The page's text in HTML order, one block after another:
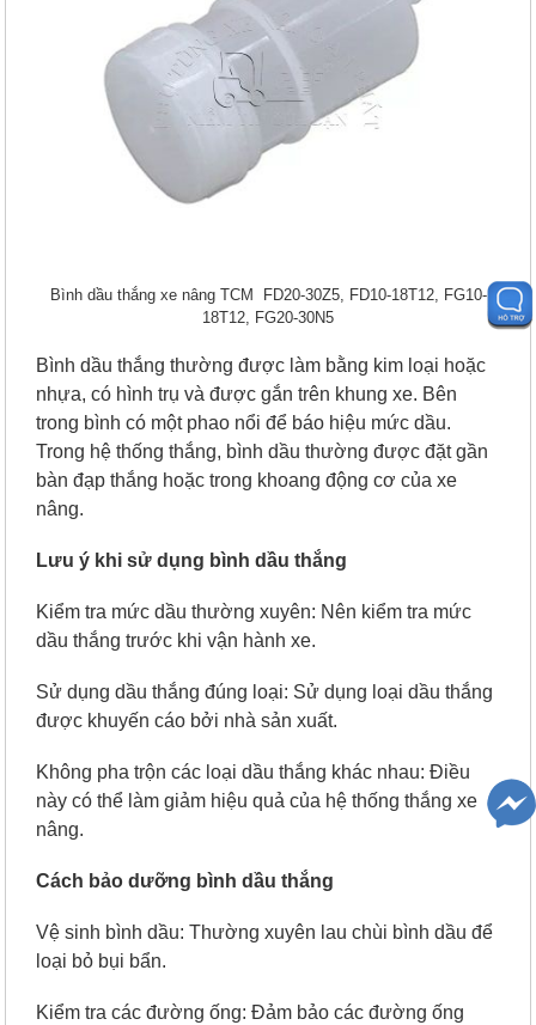
Bình dầu thắng xe nâng TCM FD20-30Z5, FD10-18T12, FG10-
18T12, FG20-30N5
Bình dầu thắng thường được làm bằng kim loại hoặc
nhựa, có hình trụ và được gắn trên khung xe. Bên
trong bình có một phao nổi để báo hiệu mức dầu.
Trong hệ thống thắng, bình dầu thường được đặt gần
bàn đạp thắng hoặc trong khoang động cơ của xe
nâng.
Lưu ý khi sử dụng bình dầu thắng
Kiểm tra mức dầu thường xuyên: Nên kiểm tra mức
dầu thắng trước khi vận hành xe.
Sử dụng dầu thắng đúng loại: Sử dụng loại dầu thắng
được khuyến cáo bởi nhà sản xuất.
Không pha trộn các loại dầu thắng khác nhau: Điều
này có thể làm giảm hiệu quả của hệ thống thắng xe
nâng.
Cách bảo dưỡng bình dầu thắng
Vệ sinh bình dầu: Thường xuyên lau chùi bình dầu để
loại bỏ bụi bẩn.
Kiểm tra các đường ống: Đảm bảo các đường ống